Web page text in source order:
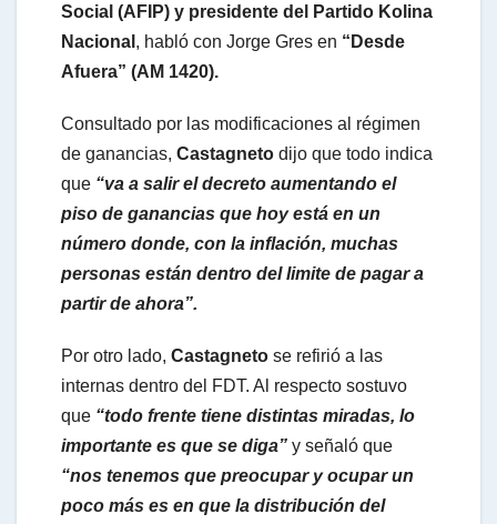
p
p
Social (AFIP) y presidente del Partido Kolina
Nacional , habló con Jorge Gres en “Desde
Afuera” (AM 1420).
Consultado por las modificaciones al régimen
de ganancias, Castagneto dijo que todo indica
que “va a salir el decreto aumentando el
piso de ganancias que hoy está en un
número donde, con la inflación, muchas
personas están dentro del limite de pagar a
partir de ahora”.
Por otro lado, Castagneto se refirió a las
internas dentro del FDT. Al respecto sostuvo
que “todo frente tiene distintas miradas, lo
importante es que se diga” y señaló que
“nos tenemos que preocupar y ocupar un
poco más es en que la distribución del